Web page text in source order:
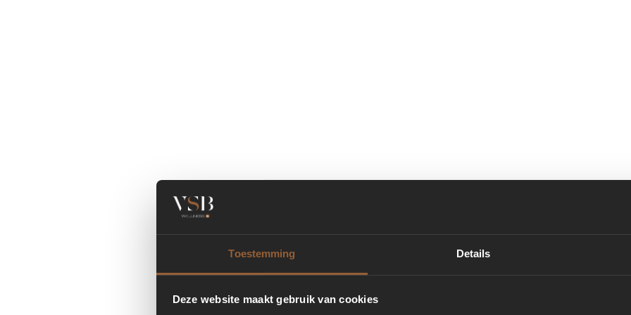
Toestemming Details
Deze website maakt gebruik van cookies